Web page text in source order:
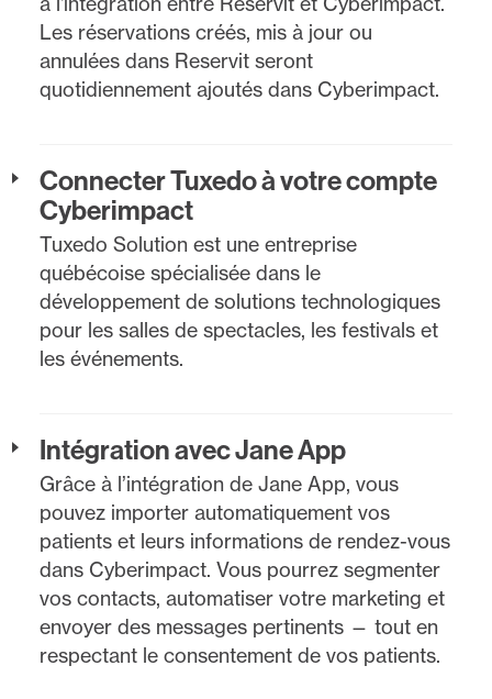
Les réservations créés, mis à jour ou
annulées dans Reservit seront
quotidiennement ajoutés dans Cyberimpact.
Connecter Tuxedo à votre compte
Cyberimpact
Tuxedo Solution est une entreprise
québécoise spécialisée dans le
développement de solutions technologiques
pour les salles de spectacles, les festivals et
les événements.
Intégration avec Jane App
Grâce à l’intégration de Jane App, vous
pouvez importer automatiquement vos
patients et leurs informations de rendez-vous
dans Cyberimpact. Vous pourrez segmenter
vos contacts, automatiser votre marketing et
envoyer des messages pertinents — tout en
respectant le consentement de vos patients.